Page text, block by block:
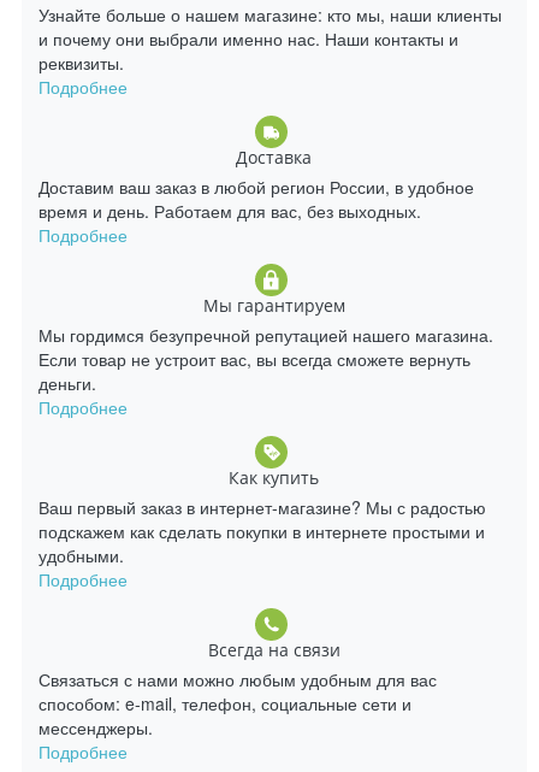
Узнайте больше о нашем магазине: кто мы, наши клиенты
и почему они выбрали именно нас. Наши контакты и
реквизиты.
Подробнее
Доставка
Доставим ваш заказ в любой регион России, в удобное
время и день. Работаем для вас, без выходных.
Подробнее
Мы гарантируем
Мы гордимся безупречной репутацией нашего магазина.
Если товар не устроит вас, вы всегда сможете вернуть
деньги.
Подробнее
Как купить
Ваш первый заказ в интернет-магазине? Мы с радостью
подскажем как сделать покупки в интернете простыми и
удобными.
Подробнее
Всегда на связи
Связаться с нами можно любым удобным для вас
способом: e-mail, телефон, социальные сети и
мессенджеры.
Подробнее